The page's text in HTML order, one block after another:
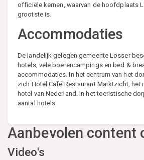
officiële kernen, waarvan de hoofdplaats
grootste is.
Accommodaties
De landelijk gelegen gemeente Losser
hotels, vele boerencampings en bed &
accommodaties. In het centrum van het
zich Hotel Café Restaurant Marktzicht, het
hotel van Nederland. In het toeristische
aantal hotels.
Aanbevolen content
Video's